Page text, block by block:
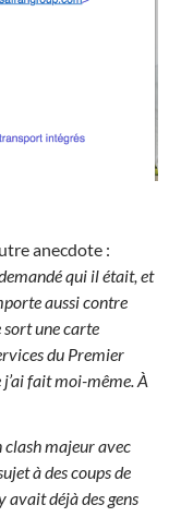
anecdote :
qui il était, et
aussi contre
sort une carte
du Premier
fait moi-même. À
clash majeur avec
à des coups de
avait déjà des gens